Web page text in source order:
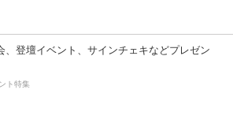
、登壇イベント、サインチェキなどプレゼン
ト特集